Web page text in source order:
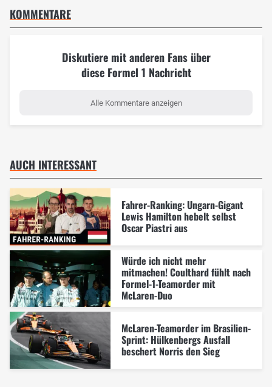
KOMMENTARE
Diskutiere mit anderen Fans über
diese Formel 1 Nachricht
Alle Kommentare anzeigen
AUCH INTERESSANT
Fahrer-Ranking: Ungarn-Gigant
Lewis Hamilton hebelt selbst
Oscar Piastri aus
Würde ich nicht mehr
mitmachen! Coulthard fühlt nach
Formel-1-Teamorder mit
McLaren-Duo
McLaren-Teamorder im Brasilien-
Sprint: Hülkenbergs Ausfall
beschert Norris den Sieg